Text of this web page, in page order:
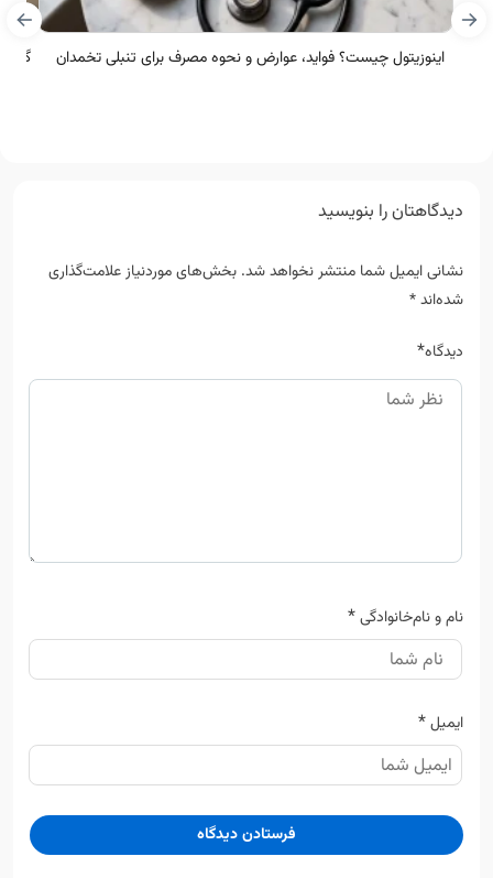
اینوزیتول چیست؟ فواید، عوارض و نحوه مصرف برای تنبلی تخمدان
دیدگاهتان را بنویسید
نشانی ایمیل شما منتشر نخواهد شد. بخش‌های موردنیاز علامت‌گذاری
شده‌اند*
دیدگاه*
نام و نام‌خانوادگی*
ایمیل*